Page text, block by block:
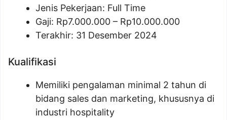
Jenis Pekerjaan: Full Time
Gaji: Rp7.000.000 – Rp10.000.000
Terakhir: 31 Desember 2024
Kualifikasi
Memiliki pengalaman minimal 2 tahun di
bidang sales dan marketing, khususnya di
industri hospitality